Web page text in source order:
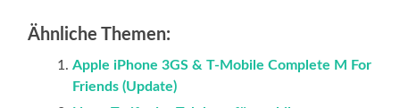
Ähnliche Themen:
Apple iPhone 3GS & T-Mobile Complete M For
Friends (Update)